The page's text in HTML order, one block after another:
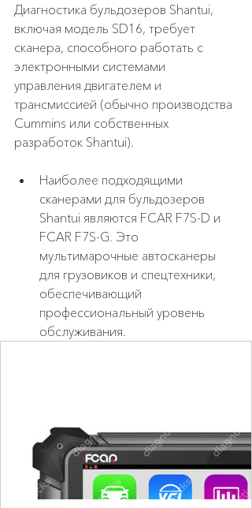
Диагностика бульдозеров Shantui,
включая модель SD16, требует
сканера, способного работать с
электронными системами
управления двигателем и
трансмиссией (обычно производства
Cummins или собственных
разработок Shantui).
Наиболее подходящими
сканерами для бульдозеров
Shantui являются FCAR F7S-D и
FCAR F7S-G. Это
мультимарочные автосканеры
для грузовиков и спецтехники,
обеспечивающий
профессиональный уровень
обслуживания.